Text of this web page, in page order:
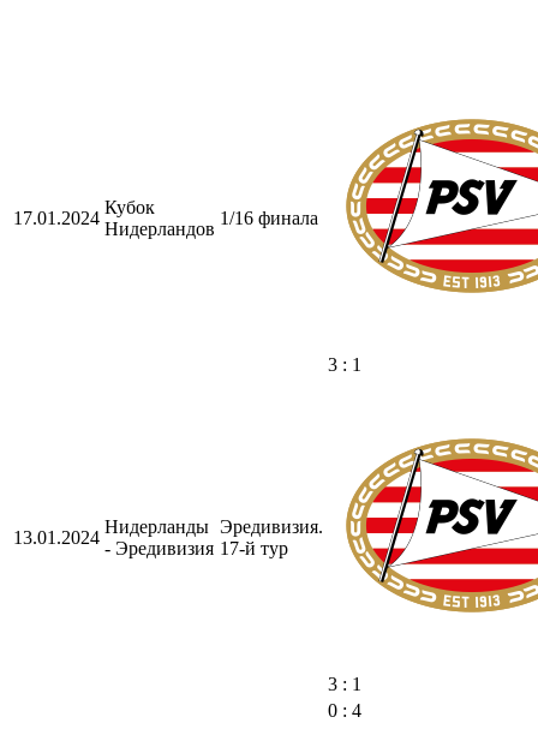
17.01.2024
Кубок
Нидерландов
1/16 финала
3 : 1
13.01.2024
Нидерланды
- Эредивизия
Эредивизия.
17-й тур
3 : 1
0 : 4